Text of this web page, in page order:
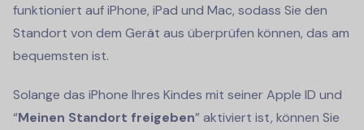
funktioniert auf iPhone, iPad und Mac, sodass Sie den
Standort von dem Gerät aus überprüfen können, das am
bequemsten ist.
Solange das iPhone Ihres Kindes mit seiner Apple ID und
“Meinen Standort freigeben” aktiviert ist, können Sie